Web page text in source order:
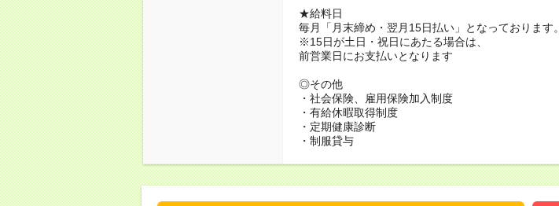
★給料日
毎月「月末締め・翌月15日払い」となっております。
※15日が土日・祝日にあたる場合は、
前営業日にお支払いとなります
◎その他
・社会保険、雇用保険加入制度
・有給休暇取得制度
・定期健康診断
・制服貸与